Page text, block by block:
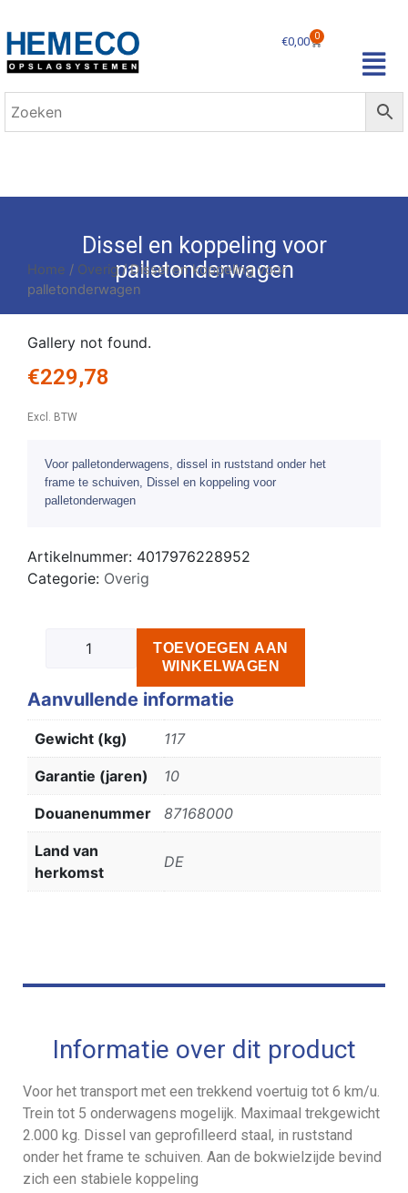
€0,00 0
Dissel en koppeling voor
palletonderwagen
Home / Overig/ Dissel en koppeling voor
palletonderwagen
Gallery not found.
€229,78
Excl. BTW
Voor palletonderwagens, dissel in ruststand onder het
frame te schuiven, Dissel en koppeling voor
palletonderwagen
Artikelnummer: 4017976228952
Categorie: Overig
TOEVOEGEN AAN
WINKELWAGEN
Aanvullende informatie
Gewicht (kg) 117
Garantie (jaren) 10
Douanenummer 87168000
Land van
herkomst
DE
Informatie over dit product
Voor het transport met een trekkend voertuig tot 6 km/u.
Trein tot 5 onderwagens mogelijk. Maximaal trekgewicht
2.000 kg. Dissel van geprofilleerd staal, in ruststand
onder het frame te schuiven. Aan de bokwielzijde bevind
zich een stabiele koppeling